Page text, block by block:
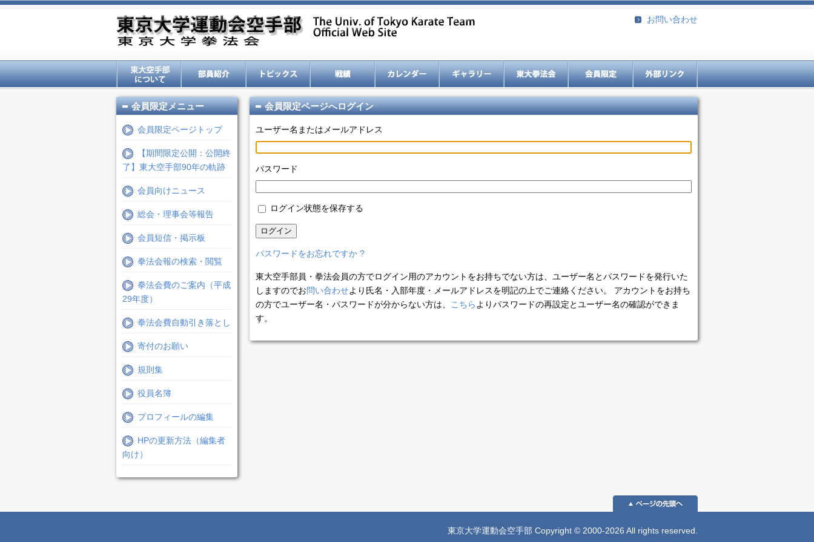
お問い合わせ
会員限定メニュー
会員限定ページトップ
【期間限定公開：公開終
了】東大空手部90年の軌跡
会員向けニュース
総会・理事会等報告
会員短信・掲示板
拳法会報の検索・閲覧
拳法会費のご案内（平成
29年度）
拳法会費自動引き落とし
寄付のお願い
規則集
役員名簿
プロフィールの編集
HPの更新方法（編集者
向け）
会員限定ページへログイン
ユーザー名またはメールアドレス
パスワード
ログイン状態を保存する
ログイン
パスワードをお忘れですか ?
東大空手部員・拳法会員の方でログイン用のアカウントをお持ちでない方は、ユーザー名とパスワードを発行いた
しますのでお問い合わせより氏名・入部年度・メールアドレスを明記の上でご連絡ください。 アカウントをお持ち
の方でユーザー名・パスワードが分からない方は、
こちら よりパスワードの再設定とユーザー名の確認ができま
す。
東京大学運動会空手部 Copyright © 2000-2026 All rights reserved.